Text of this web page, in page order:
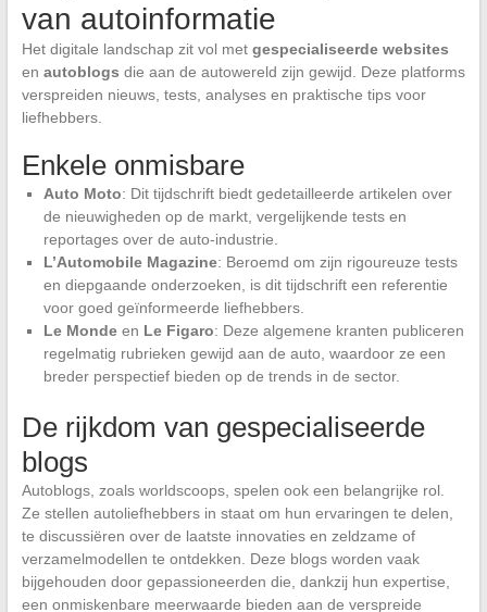
van autoinformatie
Het digitale landschap zit vol met gespecialiseerde websites
en autoblogs die aan de autowereld zijn gewijd. Deze platforms
verspreiden nieuws, tests, analyses en praktische tips voor
liefhebbers.
Enkele onmisbare
Auto Moto: Dit tijdschrift biedt gedetailleerde artikelen over
de nieuwigheden op de markt, vergelijkende tests en
reportages over de auto-industrie.
L’Automobile Magazine: Beroemd om zijn rigoureuze tests
en diepgaande onderzoeken, is dit tijdschrift een referentie
voor goed geïnformeerde liefhebbers.
Le Mondeen Le Figaro: Deze algemene kranten publiceren
regelmatig rubrieken gewijd aan de auto, waardoor ze een
breder perspectief bieden op de trends in de sector.
De rijkdom van gespecialiseerde
blogs
Autoblogs, zoals worldscoops, spelen ook een belangrijke rol.
Ze stellen autoliefhebbers in staat om hun ervaringen te delen,
te discussiëren over de laatste innovaties en zeldzame of
verzamelmodellen te ontdekken. Deze blogs worden vaak
bijgehouden door gepassioneerden die, dankzij hun expertise,
een onmiskenbare meerwaarde bieden aan de verspreide